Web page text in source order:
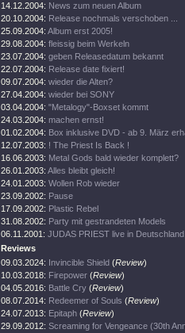
14.12.2004: News zum neuen Album
20.10.2004: Release nochmals verschoben ...
25.09.2004: Album erst 2005!
29.08.2004: fleissig beim Werkeln
23.07.2004: geben Releasedatum bekannt
22.07.2004: Release date fixiert!
09.07.2004: wieder die Alten?
27.04.2004: wieder bei SONY
03.04.2004: "Metalogy"-Boxset kommt
24.03.2004: machen ernst!
01.02.2004: Box inklusive DVD - ab 9. März
12.07.2003: ! The Priest Is Back !
16.06.2003: Metal Gods bald wieder komplett?
26.01.2003: Alles bleibt gleich!
24.01.2003: Wollen Rob wieder
23.09.2002: Pause
17.09.2002: Plastic Rebel
31.08.2002: Party mit gestrandeten Models
06.11.2001: JUDAS PRIEST live in Deutschland
Reviews
09.03.2024: Invincible Shield (Review)
10.03.2018: Firepower (Review)
04.05.2016: Battle Cry (Review)
08.07.2014: Redeemer of Souls (Review)
24.07.2013: Epitaph (Review)
29.09.2012: Screaming for Vengeance (30th